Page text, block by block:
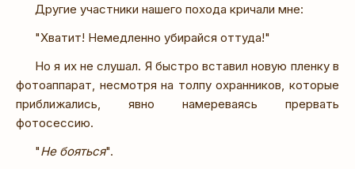
Другие участники нашего похода кричали мне:
"Хватит! Немедленно убирайся оттуда!"
Но я их не слушал. Я быстро вставил новую пленку в
фотоаппарат, несмотря на толпу охранников, которые
приближались, явно намереваясь прервать
фотосессию.
"Не бояться".